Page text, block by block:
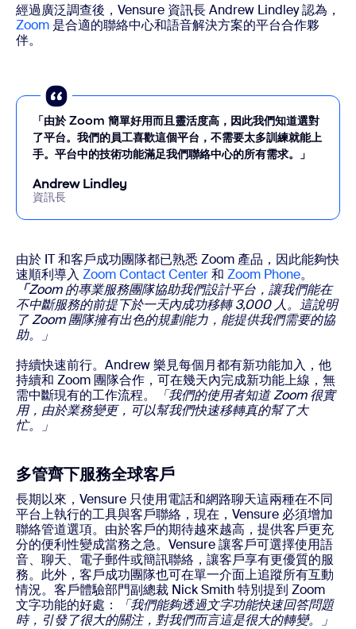
經過廣泛調查後，Vensure 資訊長 Andrew Lindley 認為，
Zoom 是合適的聯絡中心和語音解決方案的平台合作夥
伴。
「由於 Zoom 簡單好用而且靈活度高，因此我們知道選對
了平台。我們的員工喜歡這個平台，不需要太多訓練就能上
手。平台中的技術功能滿足我們聯絡中心的所有需求。」
Andrew Lindley
資訊長
由於 IT 和客戶成功團隊都已熟悉 Zoom 產品，因此能夠快
速順利導入 Zoom Contact Center和 Zoom Phone。
「Zoom 的專業服務團隊協助我們設計平台，讓我們能在
不中斷服務的前提下於一天內成功移轉 3,000 人。這說明
了 Zoom 團隊擁有出色的規劃能力，能提供我們需要的協
助。」
持續快速前行。Andrew 樂見每個月都有新功能加入，他
持續和 Zoom 團隊合作，可在幾天內完成新功能上線，無
需中斷現有的工作流程。
「我們的使用者知道 Zoom 很實
用，由於業務變更，可以幫我們快速移轉真的幫了大
忙。」
多管齊下服務全球客戶
長期以來，Vensure 只使用電話和網路聊天這兩種在不同
平台上執行的工具與客戶聯絡，現在，Vensure 必須增加
聯絡管道選項。由於客戶的期待越來越高，提供客戶更充
分的便利性變成當務之急。Vensure 讓客戶可選擇使用語
音、聊天、電子郵件或簡訊聯絡，讓客戶享有更優質的服
務。此外，客戶成功團隊也可在單一介面上追蹤所有互動
情況。客戶體驗部門副總裁 Nick Smith 特別提到 Zoom
文字功能的好處：
「我們能夠透過文字功能快速回答問題
時，引發了很大的關注，對我們而言這是很大的轉變。」